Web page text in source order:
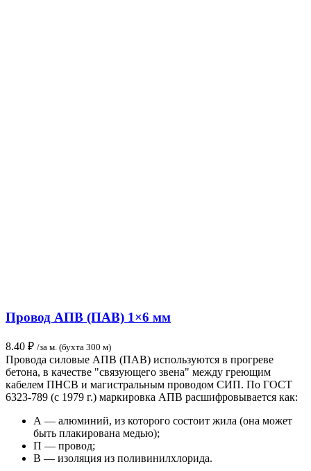
Провод АПВ (ПАВ) 1×6 мм
8.40 ₽ /за м. (бухта 300 м)
Провода силовые АПВ (ПАВ) используются в прогреве
бетона, в качестве "связующего звена" между греющим
кабелем ПНСВ и магистральным проводом СИП. По ГОСТ
6323-789 (с 1979 г.) маркировка АПВ расшифровывается как:
А — алюминий, из которого состоит жила (она может
быть плакирована медью);
П — провод;
В — изоляция из поливинилхлорида.